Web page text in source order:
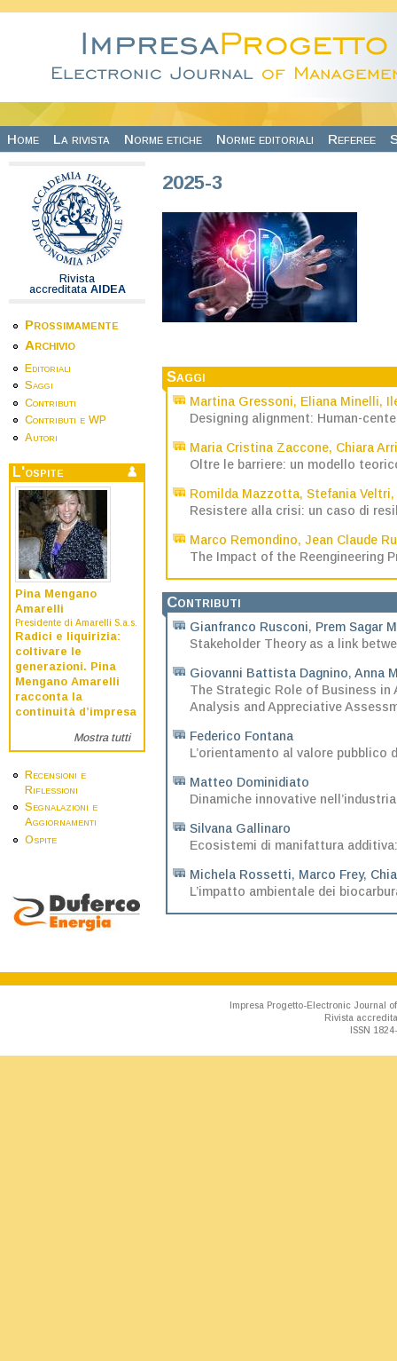
Home La rivista Norme etiche Norme editoriali Referee
Rivista
accreditata AIDEA
Prossimamente
Archivio
Editoriali
Saggi
Contributi
Contributi e WP
Autori
L'ospite
Pina Mengano
Amarelli
Presidente di Amarelli S.a.s.
Radici e liquirizia:
coltivare le
generazioni. Pina
Mengano Amarelli
racconta la
continuità d’impresa
Mostra tutti
Recensioni e
Riflessioni
Segnalazioni e
Aggiornamenti
Ospite
2025-3
Saggi
Martina Gressoni, Eliana Minelli,
Designing alignment: Human-
Maria Cristina Zaccone, Chiara
Oltre le barriere: un modello
Romilda Mazzotta, Stefania Veltri,
Resistere alla crisi: un caso di
Marco Remondino, Jean Claude
The Impact of the Reengineering
Contributi
Gianfranco Rusconi, Prem Sagar
Stakeholder Theory as a link
Giovanni Battista Dagnino, Anna
The Strategic Role of Business in
Analysis and Appreciative
Federico Fontana
L’orientamento al valore
Matteo Dominidiato
Dinamiche innovative
Silvana Gallinaro
Ecosistemi di manifattura
Michela Rossetti, Marco Frey,
L’impatto ambientale dei
Impresa Progetto-Electronic Journal
Rivista
ISSN